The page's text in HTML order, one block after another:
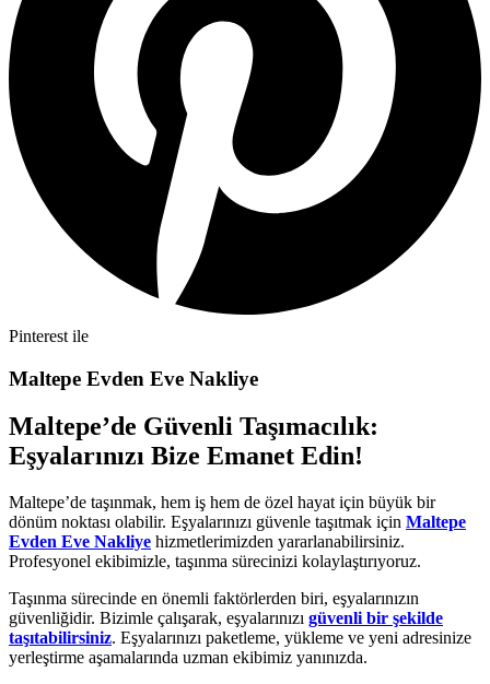
Pinterest ile
Maltepe Evden Eve Nakliye
Maltepe’de Güvenli Taşımacılık:
Eşyalarınızı Bize Emanet Edin!
Maltepe’de taşınmak, hem iş hem de özel hayat için büyük bir
dönüm noktası olabilir. Eşyalarınızı güvenle taşıtmak için Maltepe
Evden Eve Nakliye hizmetlerimizden yararlanabilirsiniz.
Profesyonel ekibimizle, taşınma sürecinizi kolaylaştırıyoruz.
Taşınma sürecinde en önemli faktörlerden biri, eşyalarınızın
güvenliğidir. Bizimle çalışarak, eşyalarınızı güvenli bir şekilde
taşıtabilirsiniz. Eşyalarınızı paketleme, yükleme ve yeni adresinize
yerleştirme aşamalarında uzman ekibimiz yanınızda.